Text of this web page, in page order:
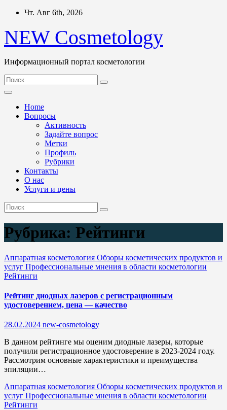
Перейти
содержимому
Чт. Авг 6th, 2026
NEW Cosmetology
Информационный портал косметологии
Home
Вопросы
Активность
Задайте вопрос
Метки
Профиль
Рубрики
Контакты
О нас
Услуги и цены
Рубрика: Рейтинги
Аппаратная косметология Обзоры косметических продуктов и
услуг Профессиональные мнения в области косметологии
Рейтинги
Рейтинг диодных лазеров с регистрационным
удостоверением, цена — качество
28.02.2024 new-cosmetology
В данном рейтинге мы оценим диодные лазеры, которые
получили регистрационное удостоверение в 2023-2024 году.
Рассмотрим основные характеристики и преимущества
эпиляции…
Аппаратная косметология Обзоры косметических продуктов и
услуг Профессиональные мнения в области косметологии
Рейтинги